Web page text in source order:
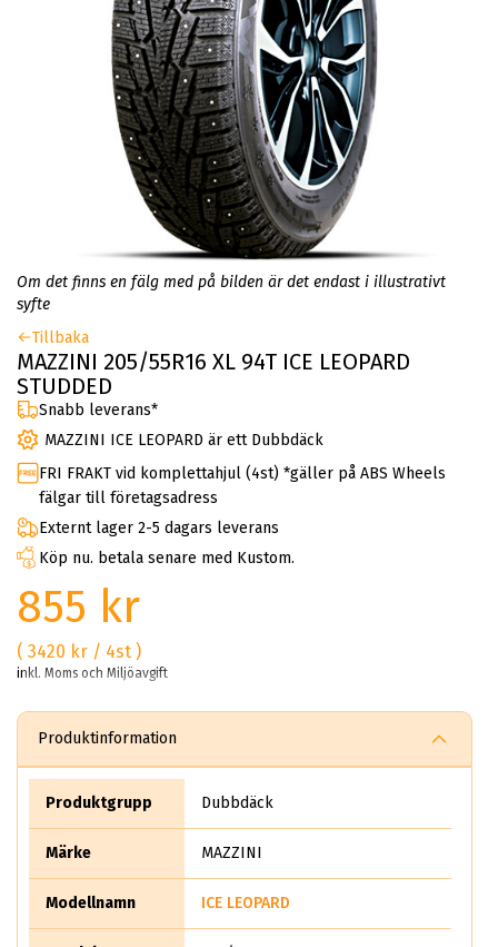
Om det finns en fälg med på bilden är det endast i illustrativt
syfte
Tillbaka
MAZZINI 205/55R16 XL 94T ICE LEOPARD
STUDDED
Snabb leverans*
MAZZINI ICE LEOPARD är ett Dubbdäck
FRI FRAKT vid komplettahjul (4st) *gäller på ABS Wheels
fälgar till företagsadress
Externt lager 2-5 dagars leverans
Köp nu. betala senare med Kustom.
855 kr
( 3420 kr / 4st )
inkl. Moms och Miljöavgift
Produktinformation
Produktgrupp Dubbdäck
Märke MAZZINI
Modellnamn ICE LEOPARD